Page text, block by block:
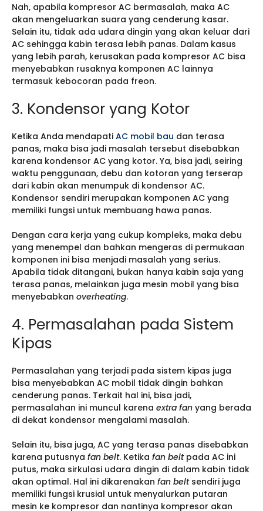
Nah, apabila kompresor AC bermasalah, maka AC
akan mengeluarkan suara yang cenderung kasar.
Selain itu, tidak ada udara dingin yang akan keluar dari
AC sehingga kabin terasa lebih panas. Dalam kasus
yang lebih parah, kerusakan pada kompresor AC bisa
menyebabkan rusaknya komponen AC lainnya
termasuk kebocoran pada freon.
3. Kondensor yang Kotor
Ketika Anda mendapati AC mobil bau dan terasa
panas, maka bisa jadi masalah tersebut disebabkan
karena kondensor AC yang kotor. Ya, bisa jadi, seiring
waktu penggunaan, debu dan kotoran yang terserap
dari kabin akan menumpuk di kondensor AC.
Kondensor sendiri merupakan komponen AC yang
memiliki fungsi untuk membuang hawa panas.
Dengan cara kerja yang cukup kompleks, maka debu
yang menempel dan bahkan mengeras di permukaan
komponen ini bisa menjadi masalah yang serius.
Apabila tidak ditangani, bukan hanya kabin saja yang
terasa panas, melainkan juga mesin mobil yang bisa
menyebabkan overheating.
4. Permasalahan pada Sistem
Kipas
Permasalahan yang terjadi pada sistem kipas juga
bisa menyebabkan AC mobil tidak dingin bahkan
cenderung panas. Terkait hal ini, bisa jadi,
permasalahan ini muncul karena extra fan yang berada
di dekat kondensor mengalami masalah.
Selain itu, bisa juga, AC yang terasa panas disebabkan
karena putusnya fan belt. Ketika fan beltpada AC ini
putus, maka sirkulasi udara dingin di dalam kabin tidak
akan optimal. Hal ini dikarenakan fan beltsendiri juga
memiliki fungsi krusial untuk menyalurkan putaran
mesin ke kompresor dan nantinya kompresor akan